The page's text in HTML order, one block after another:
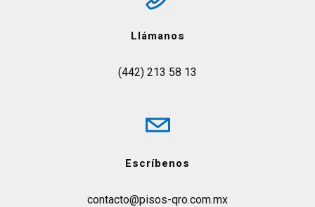
Llámanos
(442) 213 58 13
Escríbenos
contacto@pisos-qro.com.mx